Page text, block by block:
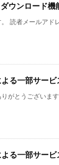
ンロード機
読者メールアド
る一部サー
がとうございま
る一部サー